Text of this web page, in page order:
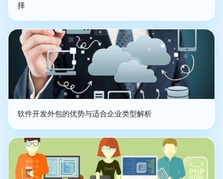
择
软件开发外包的优势与适合企业类型解析